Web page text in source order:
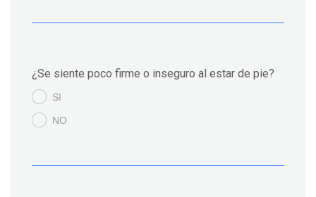
¿Se siente poco firme o inseguro al estar de pie?
SI
NO